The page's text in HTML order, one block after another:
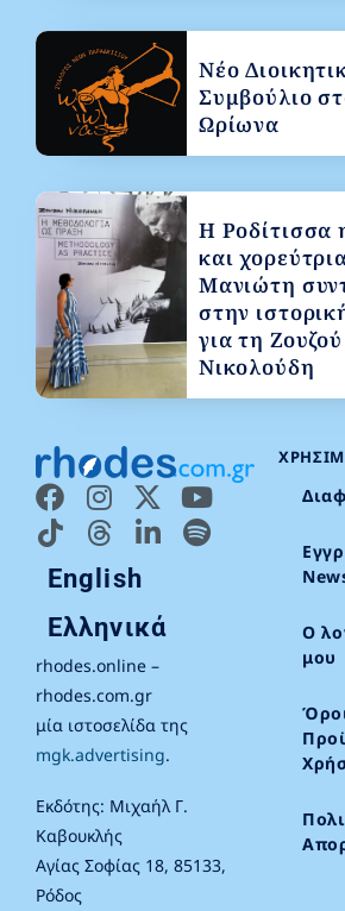
English
Ελληνικά
rhodes.online –
rhodes.com.gr
μία ιστοσελίδα της
mgk.advertising.
Εκδότης: Μιχαήλ Γ.
Καβουκλής
Αγίας Σοφίας 18, 85133,
Ρόδος
Ο
μου
Νέο
Συμβούλιο
Ωρίωνα
Η Ροδίτισσα
και
Μανιώτη
στην
για τη Ζουζού
Νικολούδη